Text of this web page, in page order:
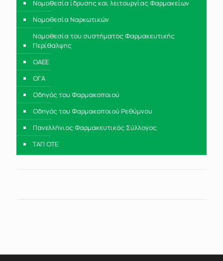
Νομοθεσία ίδρυσης και λειτουργίας Φαρμακείων
Νομοθεσία Ναρκωτικών
Νομοθεσία του συστήματος Φαρμακευτικής
Περίθαλψης
ΟΑΕΕ
ΟΓΑ
Οδηγός του Φαρμακοποιού
Οδηγός του Φαρμακοποιού Ρεθύμνου
Πανελλήνιος Φαρμακευτικός Σύλλογος
ΤΑΠ ΟΤΕ